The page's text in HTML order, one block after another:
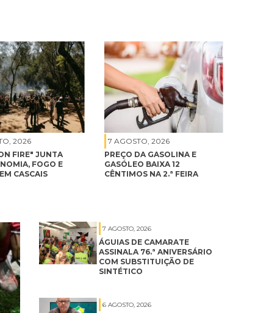
2026
FIRE" JUNTA
FOGO E
CASCAIS
7 AGOSTO, 2026
PREÇO DA GASOLINA E
GASÓLEO BAIXA 12
CÊNTIMOS NA 2.ª FEIRA
7 AGOSTO, 2026
ÁGUIAS DE CAMARATE
ASSINALA 76.ª ANIVERSÁRIO
COM SUBSTITUIÇÃO DE
SINTÉTICO
6 AGOSTO, 2026